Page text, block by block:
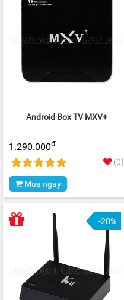
Android Box TV MXV+
1.290.000đ
(0)
Mua ngay
-20%